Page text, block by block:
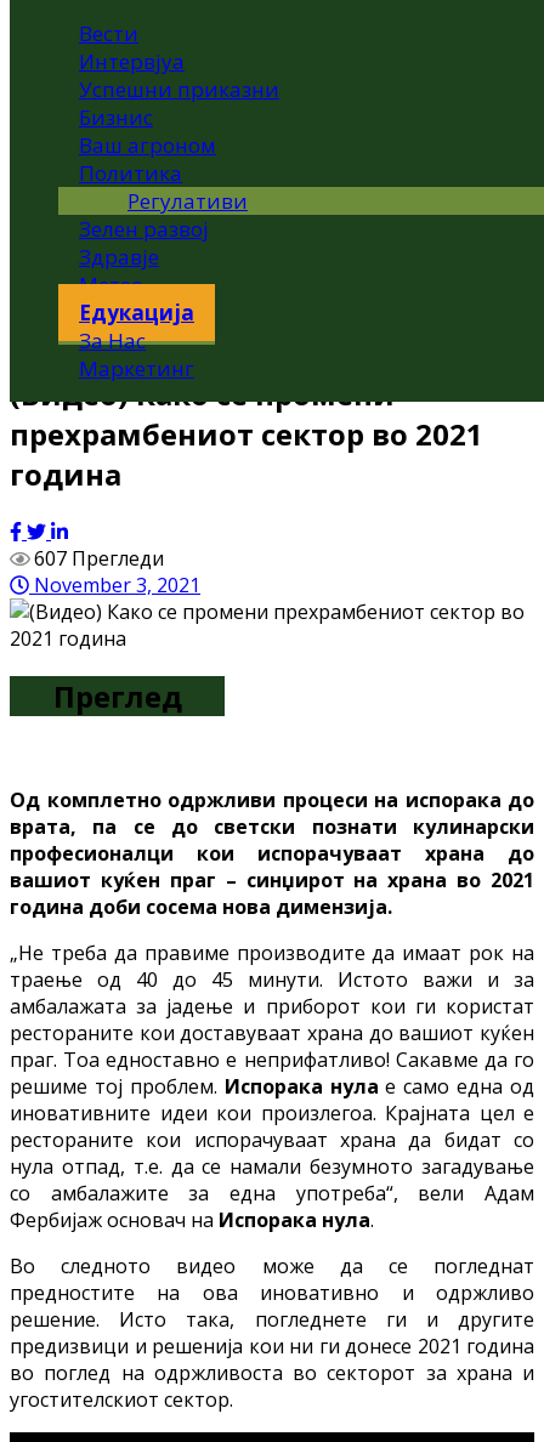
Вести
Интервјуа
Успешни приказни
Бизнис
Ваш агроном
Политика
Регулативи
Зелен развој
Здравје
Метео
Едукација
За Нас
Маркетинг
(Видео) Како се промени
прехрамбениот сектор во 2021
година
607 Прегледи
November 3, 2021
Преглед
Од комплетно одржливи процеси на испорака до
врата, па се до светски познати кулинарски
професионалци кои испорачуваат храна до
вашиот куќен праг – синџирот на храна во 2021
година доби сосема нова димензија.
„Не треба да правиме производите да имаат рок на
траење од 40 до 45 минути. Истото важи и за
амбалажата за јадење и приборот кои ги користат
рестораните кои доставуваат храна до вашиот куќен
праг. Тоа едноставно е неприфатливо! Сакавме да го
решиме тој проблем. Испорака нула е само една од
иновативните идеи кои произлегоа. Крајната цел е
рестораните кои испорачуваат храна да бидат со
нула отпад, т.е. да се намали безумното загадување
со амбалажите за една употреба“, вели Адам
Фербијаж основач на Испорака нула.
Во следното видео може да се погледнат
предностите на ова иновативно и одржливо
решение. Исто така, погледнете ги и другите
предизвици и решенија кои ни ги донесе 2021 година
во поглед на одржливоста во секторот за храна и
угостителскиот сектор.